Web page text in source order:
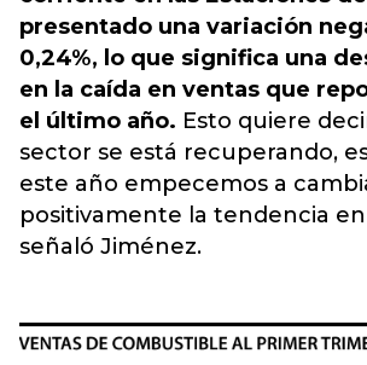
presentado una variación
0,24%, lo que significa una
en la caída en ventas que
el último año. Esto quiere
sector se está recuperando,
este año empecemos a
positivamente la tendencia
señaló Jiménez.